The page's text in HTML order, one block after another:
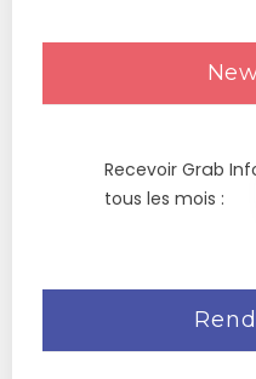
Recevoir Grab
tous les mois :